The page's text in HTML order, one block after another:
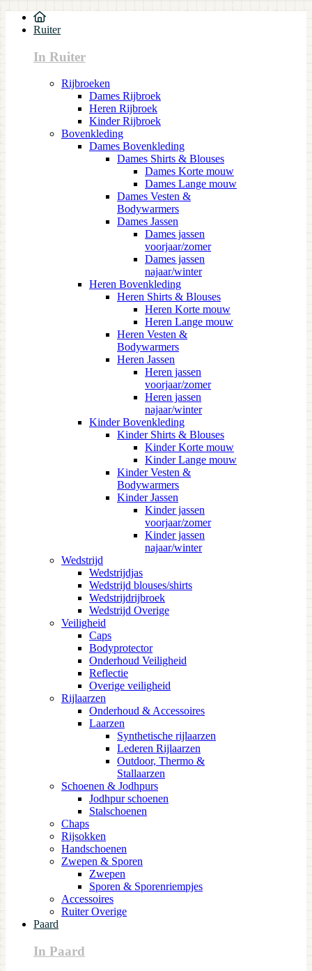
Ruiter
In Ruiter
Rijbroeken
Dames Rijbroek
Heren Rijbroek
Kinder Rijbroek
Bovenkleding
Dames Bovenkleding
Dames Shirts & Blouses
Dames Korte mouw
Dames Lange mouw
Dames Vesten &
Bodywarmers
Dames Jassen
Dames jassen
voorjaar/zomer
Dames jassen
najaar/winter
Heren Bovenkleding
Heren Shirts & Blouses
Heren Korte mouw
Heren Lange mouw
Heren Vesten &
Bodywarmers
Heren Jassen
Heren jassen
voorjaar/zomer
Heren jassen
najaar/winter
Kinder Bovenkleding
Kinder Shirts & Blouses
Kinder Korte mouw
Kinder Lange mouw
Kinder Vesten &
Bodywarmers
Kinder Jassen
Kinder jassen
voorjaar/zomer
Kinder jassen
najaar/winter
Wedstrijd
Wedstrijdjas
Wedstrijd blouses/shirts
Wedstrijdrijbroek
Wedstrijd Overige
Veiligheid
Caps
Bodyprotector
Onderhoud Veiligheid
Reflectie
Overige veiligheid
Rijlaarzen
Onderhoud & Accessoires
Laarzen
Synthetische rijlaarzen
Lederen Rijlaarzen
Outdoor, Thermo &
Stallaarzen
Schoenen & Jodhpurs
Jodhpur schoenen
Stalschoenen
Chaps
Rijsokken
Handschoenen
Zwepen & Sporen
Zwepen
Sporen & Sporenriempjes
Accessoires
Ruiter Overige
Paard
In Paard